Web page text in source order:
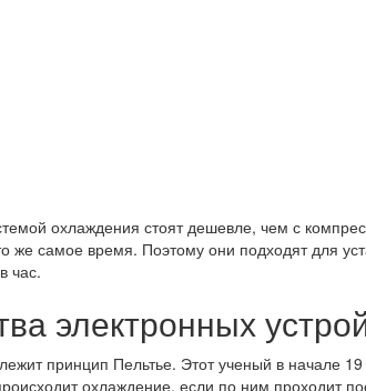
охлаждения стоят дешевле, чем с
же самое время. Поэтому они подходят для
час.
электронных
принцип Пельтье. Этот ученый в начале
охлаждение, если по ним проходит